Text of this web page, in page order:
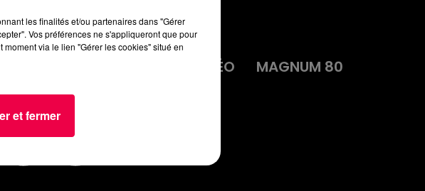
DIRECT VIDÉO
MAGNUM 80
les finalités et/ou partenaires dans "Gérer
Vos préférences ne s'appliqueront que pour
via le lien "Gérer les cookies" situé en
et fermer